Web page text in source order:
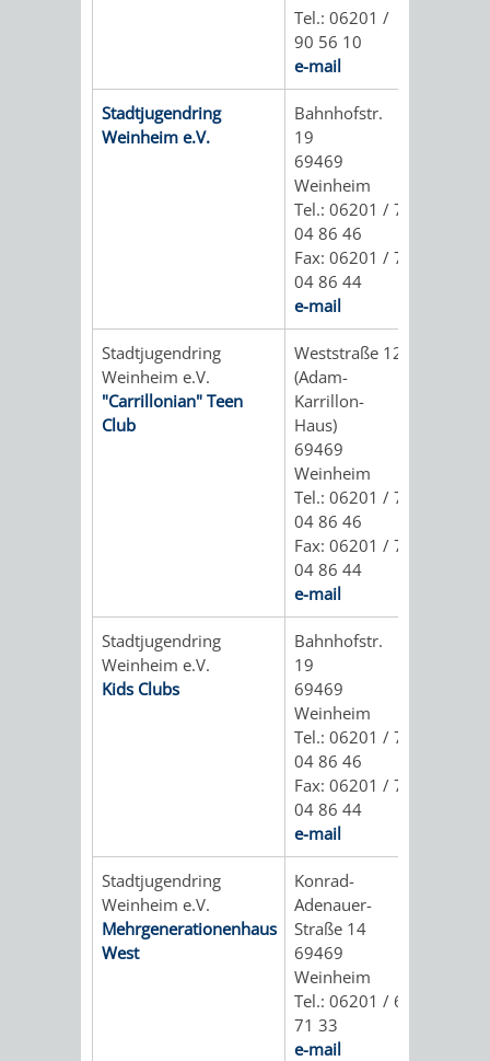
/ JAV
ZENSUS
&
BEHÖRDEN
EINRICHTUNGEN
IN
DER
BESTATTUNGSMÖGLICHKEITEN
HAUPTFRIEDHOF
WEINHEIM
FRIEDHÖFE
HOHENSACHSEN
FRIEDHOF
LÜTZELSACHSEN
OBERFLOCKENBACH
RIPPENWEIER-
HEILIGKREUZ
FRIEDHOF
KULTUREINRICHTUNGEN
THEATER
MUSEUM
VERANSTALTUNGEN
KINDER
MUSEUM
STADTBIBLIOTHEK
BIS
AUSLEIHE
MEDIENANGEBOTE
ONLINE-
KATALOG
VERANSTALTER
VERANSTALTUNGSRÄUME
STADTHALLE
ROLF-
ENGELBRECHT-
VERKEHR
VERKEHRSINFORMATIONEN
BUSVERKEHRRUFTAXI
CARSHARING
&
RIDE
PARKEN
APP
EASYPARKEN
RADFAHREN
VRNNEXTBIKE
STADTPLAN /
GEOPORTAL
Tel.: 06201 /
90 56 10
e-mail
Stadtjugendring
Weinheim e.V.
Bahnhofstr.
19
69469
Weinheim
Tel.: 06201 / 7
04 86 46
Fax: 06201 / 7
04 86 44
e-mail
Stadtjugendring
Weinheim e.V.
"Carrillonian" Teen
Club
Weststraße 12
(Adam-
Karrillon-
Haus)
69469
Weinheim
Tel.: 06201 / 7
04 86 46
Fax: 06201 / 7
04 86 44
e-mail
Stadtjugendring
Weinheim e.V.
Kids Clubs
Bahnhofstr.
19
69469
Weinheim
Tel.: 06201 / 7
04 86 46
Fax: 06201 / 7
04 86 44
e-mail
Stadtjugendring
Weinheim e.V.
Mehrgenerationenhaus
West
Konrad-
Adenauer-
Straße 14
69469
Weinheim
Tel.: 06201 / 6
71 33
e-mail